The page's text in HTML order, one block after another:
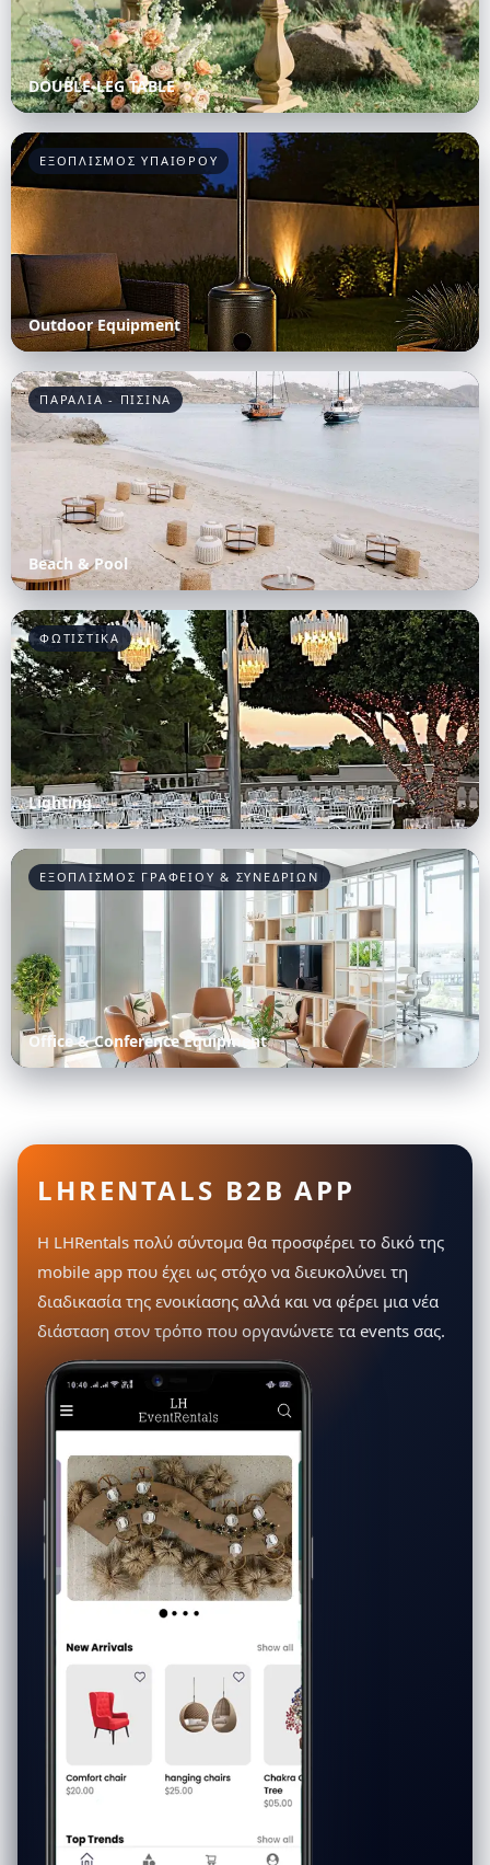
DOUBLE-LEG TABLE
ΕΞΟΠΛΙΣΜΟΣ ΥΠΑΙΘΡΟΥ
Outdoor Equipment
ΠΑΡΑΛΙΑ - ΠΙΣΙΝΑ
Beach & Pool
ΦΩΤΙΣΤΙΚΑ
Lighting
ΕΞΟΠΛΙΣΜΟΣ ΓΡΑΦΕΙΟΥ & ΣΥΝΕΔΡΙΩΝ
Office & Conference Equipment
LHRENTALS B2B APP
Η LHRentals πολύ σύντομα θα προσφέρει το δικό της
mobile app που έχει ως στόχο να διευκολύνει τη
διαδικασία της ενοικίασης αλλά και να φέρει μια νέα
διάσταση στον τρόπο που οργανώνετε τα events σας.